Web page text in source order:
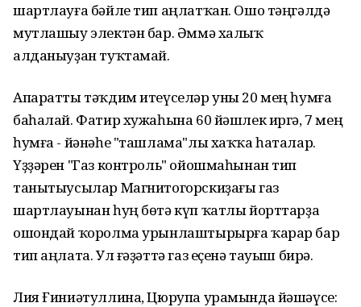
шартлауға бәйле тип аңлатҡан. Ошо тәңгәлдә
мутлашыу электән бар. Әммә халыҡ
алданыуҙан туҡтамай.
Апаратты тәҡдим итеүселәр уны 20 мең һумға
баһалай. Фатир хужаһына 60 йәшлек иргә, 7 мең
һумға - йәнәһе "ташлама"лы хаҡҡа һаталар.
Үҙҙәрен "Газ контроль" ойошмаһынан тип
танытыусылар Магнитогорскиҙағы газ
шартлауынан һуң бөтә күп ҡатлы йорттарҙа
ошондай ҡоролма урынлаштырырға ҡарар бар
тип аңлата. Ул ғәҙәттә газ еҫенә тауыш бирә.
Лия Ғиниәтуллина, Цюрупа урамында йәшәүсе: